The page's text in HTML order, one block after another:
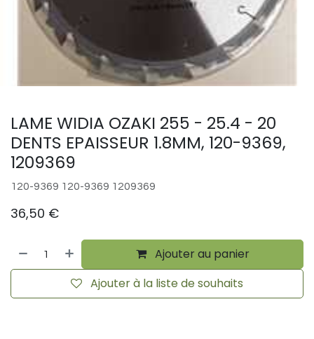
LAME WIDIA OZAKI 255 - 25.4 - 20
DENTS EPAISSEUR 1.8MM, 120-9369,
1209369
120-9369 120-9369 1209369
36,50 €
Ajouter au panier
Ajouter à la liste de souhaits